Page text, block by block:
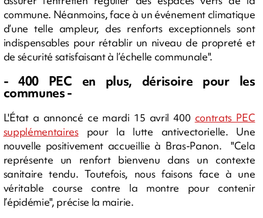
commune. Néanmoins, face à un événement climatique
d’une telle ampleur, des renforts exceptionnels sont
indispensables pour rétablir un niveau de propreté et
de sécurité satisfaisant à l’échelle communale".
- 400 PEC en plus, dérisoire pour les
communes -
L'État a annoncé ce mardi 15 avril 400 contrats PEC
supplémentairespour la lutte antivectorielle. Une
nouvelle positivement accueillie à Bras-Panon. "Cela
représente un renfort bienvenu dans un contexte
sanitaire tendu. Toutefois, nous faisons face à une
véritable course contre la montre pour contenir
l’épidémie", précise la mairie.